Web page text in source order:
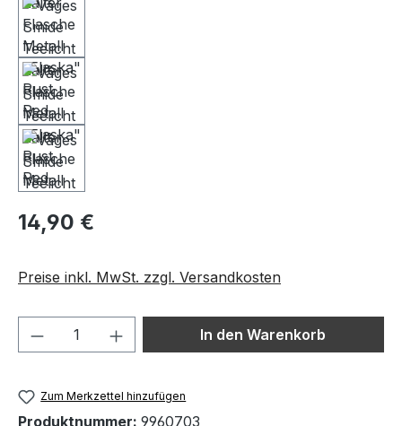
14,90 €
Preise inkl. MwSt. zzgl. Versandkosten
Produkt Anzahl: Gib denIn den Warenkorb
Zum Merkzettel hinzufügen
Produktnummer: 9960703